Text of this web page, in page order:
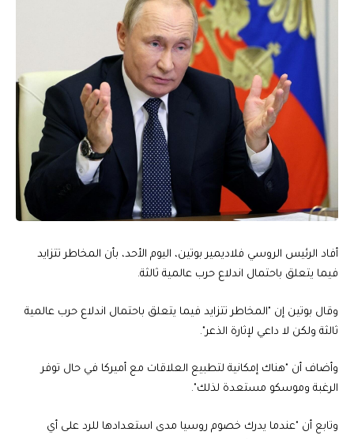
أفاد الرئيس الروسي فلاديمير بوتين، اليوم الأحد، بأن المخاطر تتزايد
فيما يتعلق باحتمال اندلاع حرب عالمية ثالثة.
وقال بوتين إن "المخاطر تتزايد فيما يتعلق باحتمال اندلاع حرب عالمية
ثالثة ولكن لا داعي لإثارة الذعر".
وأضاف أن "هناك إمكانية لتطبيع العلاقات مع أميركا في حال توفر
الرغبة وموسكو مستعدة لذلك".
وتابع أن "عندما يدرك خصوم روسيا مدى استعدادها للرد على أي